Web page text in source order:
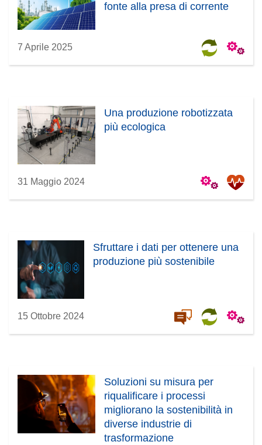
fonte alla presa di corrente
7 Aprile 2025
Una produzione robotizzata
più ecologica
31 Maggio 2024
Sfruttare i dati per ottenere una
produzione più sostenibile
15 Ottobre 2024
Soluzioni su misura per
riqualificare i processi
migliorano la sostenibilità in
diverse industrie di
trasformazione